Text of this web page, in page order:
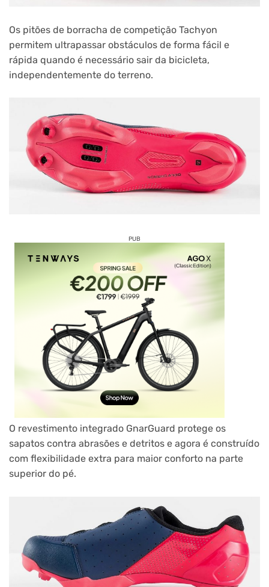
Os pitões de borracha de competição Tachyon
permitem ultrapassar obstáculos de forma fácil e
rápida quando é necessário sair da bicicleta,
independentemente do terreno.
PUB
O revestimento integrado GnarGuard protege os
sapatos contra abrasões e detritos e agora é construído
com flexibilidade extra para maior conforto na parte
superior do pé.